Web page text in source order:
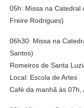
05h: Missa na Catedral
Freire Rodrigues)
06h30: Missa na
Santos)
Romeiros de Santa
Local: Escola de Artes
Café da manhã às 07h,